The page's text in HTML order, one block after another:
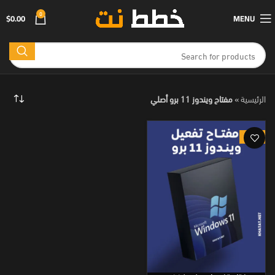
MENU
0
$0.00
الرئيسية»مفتاح ويندوز 11 برو أصلي
-92%